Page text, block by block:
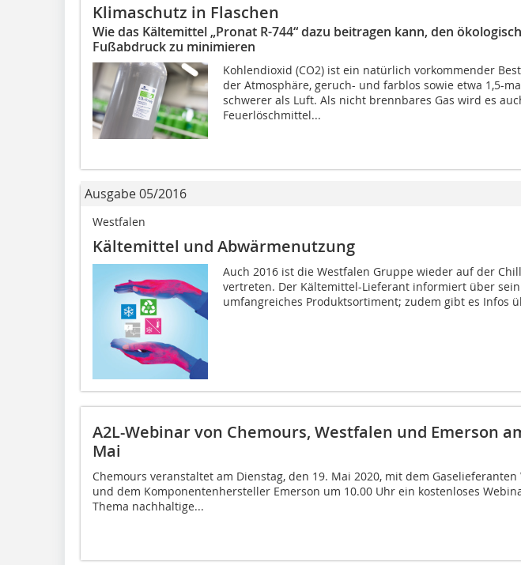
Klimaschutz in Flaschen
Wie das Kältemittel „Pronat R-744“ dazu beitragen kann, den
Fußabdruck zu minimieren
Kohlendioxid (CO2) ist ein natürlich vorkommender
der Atmosphäre, geruch- und farblos sowie etwa 1,5-
schwerer als Luft. Als nicht brennbares Gas wird es
Feuerlöschmittel...
Ausgabe 05/2016
Westfalen
Kältemittel und Abwärmenutzung
Auch 2016 ist die Westfalen Gruppe wieder auf der
vertreten. Der Kältemittel-Lieferant informiert über sein
umfangreiches Produktsortiment; zudem gibt es Infos
A2L-Webinar von Chemours, Westfalen und Emerson
Mai
Chemours veranstaltet am Dienstag, den 19. Mai 2020, mit dem Gaselieferanten
und dem Komponentenhersteller Emerson um 10.00 Uhr ein kostenloses
Thema nachhaltige...